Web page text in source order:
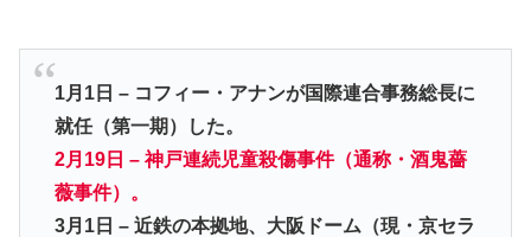
1月1日 – コフィー・アナンが国際連合事務総長に
就任（第一期）した。
2月19日 – 神戸連続児童殺傷事件（通称・酒鬼薔
薇事件）。
3月1日 – 近鉄の本拠地、大阪ドーム（現・京セラ